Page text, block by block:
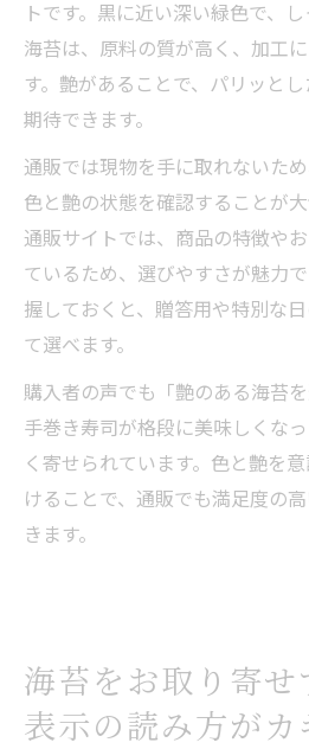
トです。黒に近い深い緑色で、
海苔は、原料の質が高く、加工
す。艶があることで、パリッと
期待できます。
通販では現物を手に取れないた
色と艶の状態を確認することが
通販サイトでは、商品の特徴や
ているため、選びやすさが魅力
握しておくと、贈答用や特別な
て選べます。
購入者の声でも「艶のある海苔
手巻き寿司が格段に美味しくな
く寄せられています。色と艶を
けることで、通販でも満足度の
きます。
海苔をお取り寄
表示の読み方がカ